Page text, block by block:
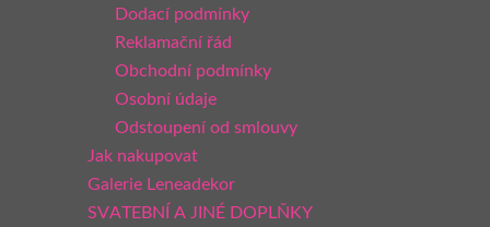
Dodací podmínky
Reklamační řád
Obchodní podmínky
Osobní údaje
Odstoupení od smlouvy
Jak nakupovat
Galerie Leneadekor
SVATEBNÍ A JINÉ DOPLŇKY